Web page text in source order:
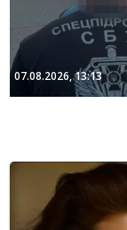
07.08.2026, 13:13